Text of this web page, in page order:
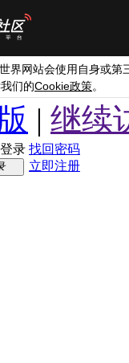
界网站会使用自身或第
们的Cookie政策。
| 继续
录 找回密码
立即注册